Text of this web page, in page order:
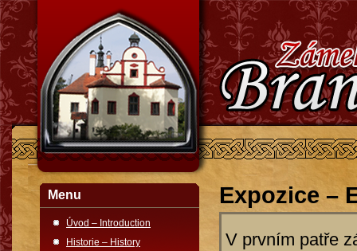
Menu
Úvod – Introduction
Historie – History
Expozice –
V prvním patře